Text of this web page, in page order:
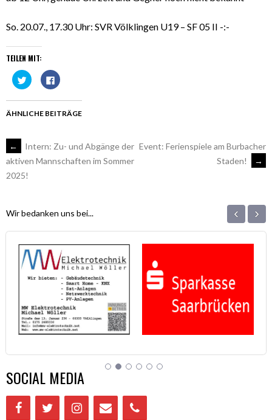
So. 20.07., 17.30 Uhr: SVR Völklingen U19 – SF 05 II -:-
TEILEN MIT:
Klick,
um
Twitter
teilen
Fenster
geöffnet)
Klick,
um
Facebook
teilen
Fenster
geöffnet)
ÄHNLICHE BEITRÄGE
ARTIKEL-
NAVIGATION
←
Intern: Zu- und Abgänge der
aktiven Mannschaften im Sommer
2025!
Event: Ferienspiele am Burbacher
Staden!
→
Wir bedanken uns bei... ‹ ›
SOCIAL MEDIA